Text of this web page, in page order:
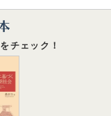
チェック！